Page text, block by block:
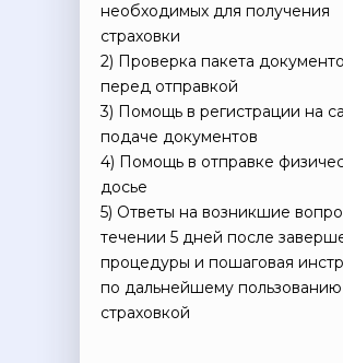
необходимых для получения
страховки
2) Проверка пакета
перед отправкой
3) Помощь в регистрации на
подаче документов
4) Помощь в отправке
досье
5) Ответы на возникшие
течении 5 дней после
процедуры и пошаговая
по дальнейшему пользованию
страховкой